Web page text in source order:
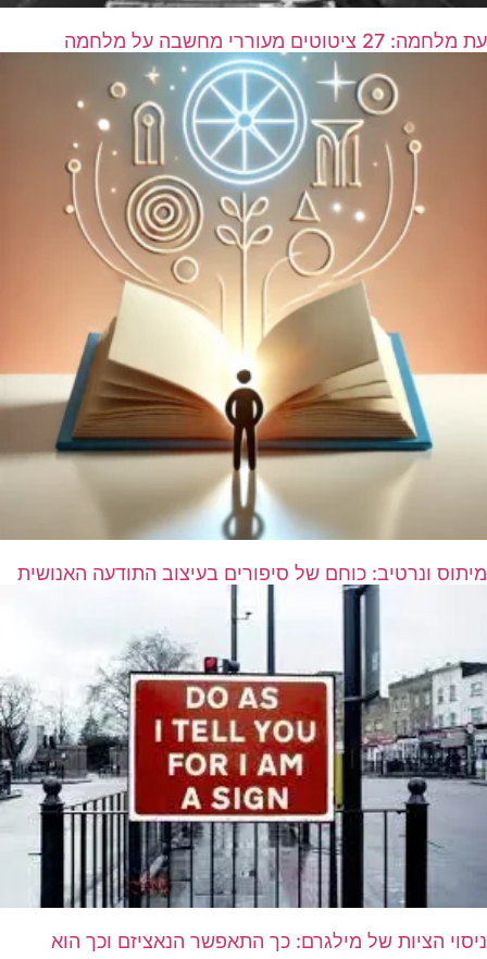
עת מלחמה: 27 ציטוטים מעוררי מחשבה על מלחמה
מיתוס ונרטיב: כוחם של סיפורים בעיצוב התודעה האנושית
ניסוי הציות של מילגרם: כך התאפשר הנאציזם וכך הוא